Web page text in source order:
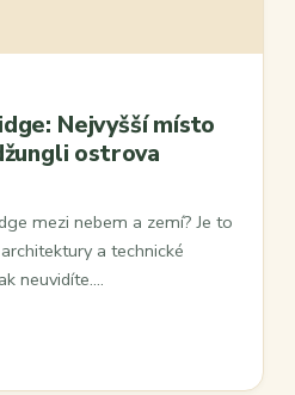
Nejvyšší místo
ostrova
mezi nebem a zemí? Je to
a technické
neuvidíte.…